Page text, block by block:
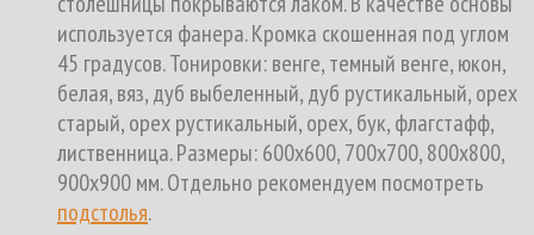
используется фанера. Кромка скошенная под углом
45 градусов. Тонировки: венге, темный венге, юкон,
белая, вяз, дуб выбеленный, дуб рустикальный, орех
старый, орех рустикальный, орех, бук, флагстафф,
лиственница. Размеры: 600х600, 700х700, 800х800,
900х900 мм. Отдельно рекомендуем посмотреть
подстолья.